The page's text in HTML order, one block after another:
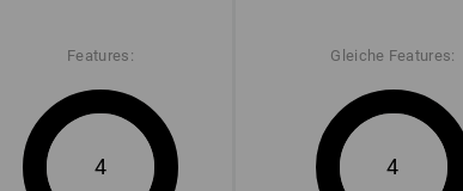
Features:
4
Gleiche Features:
4